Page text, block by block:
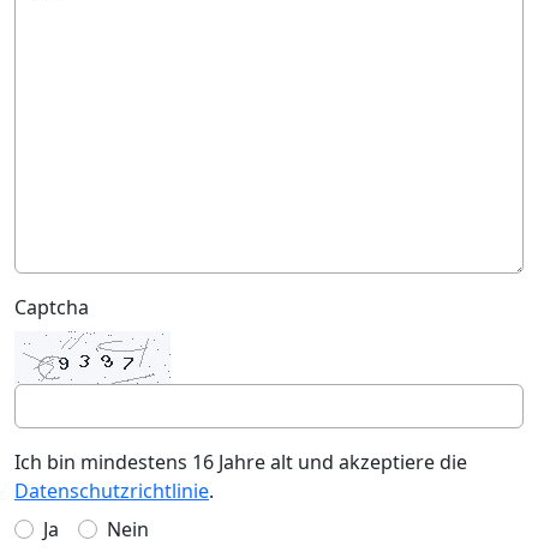
Captcha
Ich bin mindestens 16 Jahre alt und akzeptiere die
Datenschutzrichtlinie.
Ja
Nein